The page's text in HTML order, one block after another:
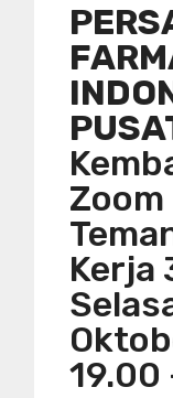
Kerja
19.00